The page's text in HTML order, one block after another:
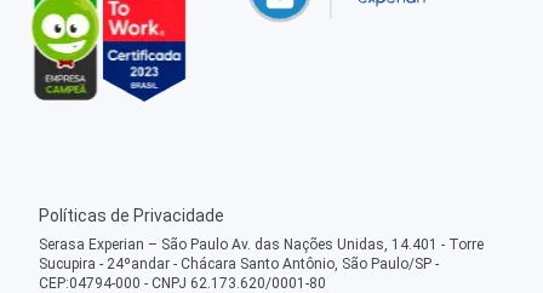
Políticas de Privacidade
Serasa Experian – São Paulo Av. das Nações Unidas, 14.401 - Torre
Sucupira - 24ºandar - Chácara Santo Antônio, São Paulo/SP -
CEP:04794-000 - CNPJ 62.173.620/0001-80